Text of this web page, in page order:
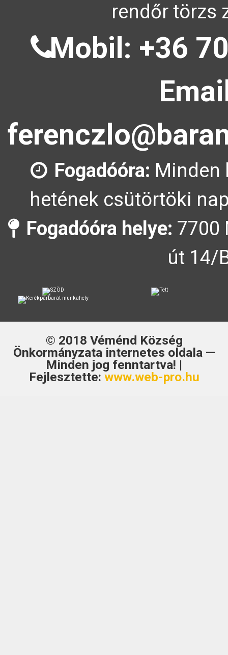
rendőr törzs
Mobil: +36
Fogadóóra: Minden
hetének csütörtöki
Fogadóóra helye: 7700
út 14/
© 2018 Véménd Község
Önkormányzatainternetes oldala —
Minden jog fenntartva! |
Fejlesztette: www.web-pro.hu